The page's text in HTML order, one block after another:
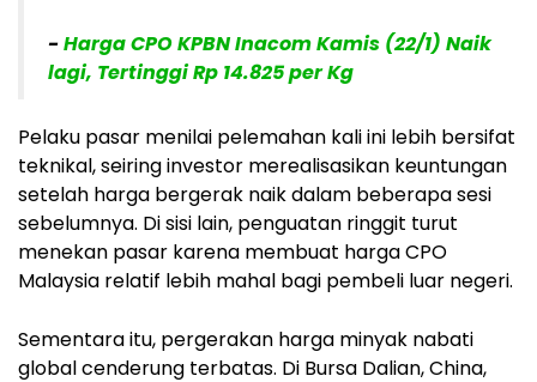
-Harga CPO KPBN Inacom Kamis (22/1) Naik
lagi, Tertinggi Rp 14.825 per Kg
Pelaku pasar menilai pelemahan kali ini lebih bersifat
teknikal, seiring investor merealisasikan keuntungan
setelah harga bergerak naik dalam beberapa sesi
sebelumnya. Di sisi lain, penguatan ringgit turut
menekan pasar karena membuat harga CPO
Malaysia relatif lebih mahal bagi pembeli luar negeri.
Sementara itu, pergerakan harga minyak nabati
global cenderung terbatas. Di Bursa Dalian, China,